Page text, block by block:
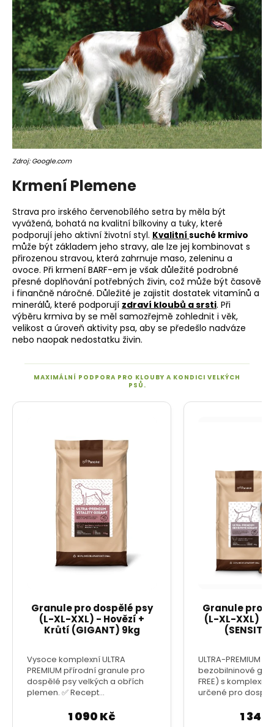
Zdroj: Google.com
Krmení Plemene
Strava pro irského červenobílého setra by měla být
vyvážená, bohatá na kvalitní bílkoviny a tuky, které
podporují jeho aktivní životní styl. Kvalitní suché krmivo
může být základem jeho stravy, ale lze jej kombinovat s
přirozenou stravou, která zahrnuje maso, zeleninu a
ovoce. Při krmení BARF-em je však důležité podrobné
přesné doplňování potřebných živin, což může být časově
i finančně náročné. Důležité je zajistit dostatek vitamínů a
minerálů, které podporují zdraví kloubů a srsti. Při
výběru krmiva by se měl samozřejmě zohlednit i věk,
velikost a úroveň aktivity psa, aby se předešlo nadváze
nebo naopak nedostatku živin.